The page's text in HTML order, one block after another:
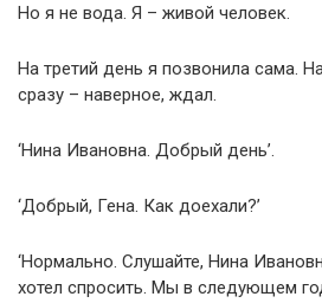
Но я не вода. Я – живой человек.
На третий день я позвонила сама.
сразу – наверное, ждал.
‘Нина Ивановна. Добрый день’.
‘Добрый, Гена. Как доехали?’
‘Нормально. Слушайте, Нина
хотел спросить. Мы в следующем